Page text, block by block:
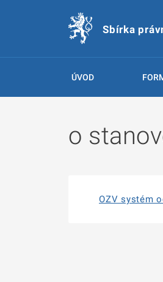
Sbírka
ÚVOD
o
OZV systém